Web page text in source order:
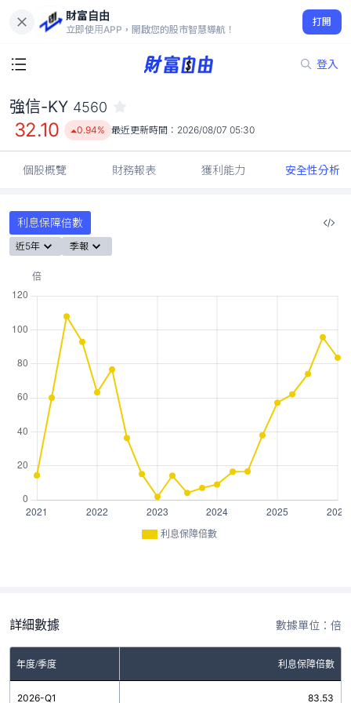
財富自由
立即使用APP，開啟您的股市智慧導航！
打開
登入
32.10
0.94%
強信-KY 4560
32.10 0.94% 最近更新時間： 2026/08/07 05:30
個股概覽 財務報表 獲利能力 安全性分析
利息保障倍數
近5年 季報
利息保障倍數
詳細數據 數據單位：倍
年度/季度 利息保障倍數
2026-Q1 83.53